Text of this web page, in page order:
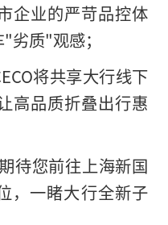
企业的严苛品控体
劣质"观感；
将共享大行线下
高品质折叠出行惠
待您前往上海新国
，一睹大行全新子